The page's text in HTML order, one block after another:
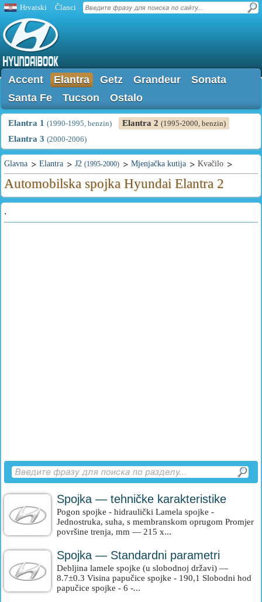
Hrvatski Članci
Accent Elantra Getz Grandeur
Sonata
Santa Fe
Tucson Ostalo
Elantra 1 (1990-1995, benzin) Elantra 2 (1995-2000, benzin)
Elantra 3 (2000-2006)
Glavna Elantra J2 (1995-2000) Mjenjačka kutija Kvačilo
Automobilska spojka Hyundai Elantra 2
.
Spojka — tehničke karakteristike
Pogon spojke - hidraulički Lamela spojke -
Jednostruka, suha, s membranskom oprugom Promjer
površine trenja, mm — 215 x...
Spojka — Standardni parametri
Debljina lamele spojke (u slobodnoj državi) —
8.7±0.3 Visina papučice spojke - 190,1 Slobodni hod
papučice spojke - 6 -...